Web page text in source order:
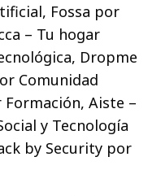
Fossa por
– Tu hogar
Dropme
Comunidad
Aiste –
y Tecnología
by Security por